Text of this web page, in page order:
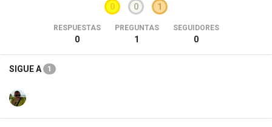
0 0 1
RESPUESTAS
0
PREGUNTAS
1
SEGUIDORES
0
SIGUE A 1